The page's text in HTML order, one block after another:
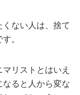
ない人は、捨て
。
リストとはいえ
ると人から変な